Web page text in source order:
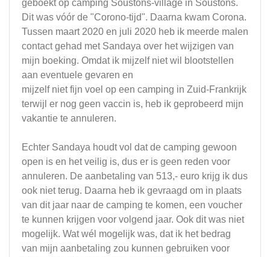
geboekt op camping Soustons-village in Soustons.
Dit was vóór de "Corono-tijd". Daarna kwam Corona.
Tussen maart 2020 en juli 2020 heb ik meerde malen
contact gehad met Sandaya over het wijzigen van
mijn boeking. Omdat ik mijzelf niet wil blootstellen
aan eventuele gevaren en
mijzelf niet fijn voel op een camping in Zuid-Frankrijk
terwijl er nog geen vaccin is, heb ik geprobeerd mijn
vakantie te annuleren.
Echter Sandaya houdt vol dat de camping gewoon
open is en het veilig is, dus er is geen reden voor
annuleren. De aanbetaling van 513,- euro krijg ik dus
ook niet terug. Daarna heb ik gevraagd om in plaats
van dit jaar naar de camping te komen, een voucher
te kunnen krijgen voor volgend jaar. Ook dit was niet
mogelijk. Wat wél mogelijk was, dat ik het bedrag
van mijn aanbetaling zou kunnen gebruiken voor